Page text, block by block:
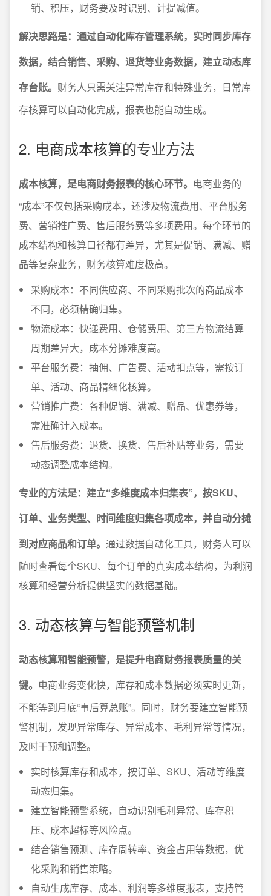
销、积压，财务要及时识别、计提减值。
解决思路是：通过自动化库存管理系统，实时同步库存
数据，结合销售、采购、退货等业务数据，建立动态库
存台账。 财务人只需关注异常库存和特殊业务，日常库
存核算可以自动化完成，报表也能自动生成。
2. 电商成本核算的专业方法
成本核算，是电商财务报表的核心环节。 电商业务的
“成本”不仅包括采购成本，还涉及物流费用、平台服务
费、营销推广费、售后服务费等多项费用。每个环节的
成本结构和核算口径都有差异，尤其是促销、满减、赠
品等复杂业务，财务核算难度极高。
采购成本：不同供应商、不同采购批次的商品成本
不同，必须精确归集。
物流成本：快递费用、仓储费用、第三方物流结算
周期差异大，成本分摊难度高。
平台服务费：抽佣、广告费、活动扣点等，需按订
单、活动、商品精细化核算。
营销推广费：各种促销、满减、赠品、优惠券等，
需准确计入成本。
售后服务费：退货、换货、售后补贴等业务，需要
动态调整成本结构。
专业的方法是：建立“多维度成本归集表”，按SKU、
订单、业务类型、时间维度归集各项成本，并自动分摊
到对应商品和订单。 通过数据自动化工具，财务人可以
随时查看每个SKU、每个订单的真实成本结构，为利润
核算和经营分析提供坚实的数据基础。
3. 动态核算与智能预警机制
动态核算和智能预警，是提升电商财务报表质量的关
键。 电商业务变化快，库存和成本数据必须实时更新，
不能等到月底“事后算总账”。同时，财务要建立智能预
警机制，发现异常库存、异常成本、毛利异常等情况，
及时干预和调整。
实时核算库存和成本，按订单、SKU、活动等维度
动态归集。
建立智能预警系统，自动识别毛利异常、库存积
压、成本超标等风险点。
结合销售预测、库存周转率、资金占用等数据，优
化采购和销售策略。
自动生成库存、成本、利润等多维度报表，支持管